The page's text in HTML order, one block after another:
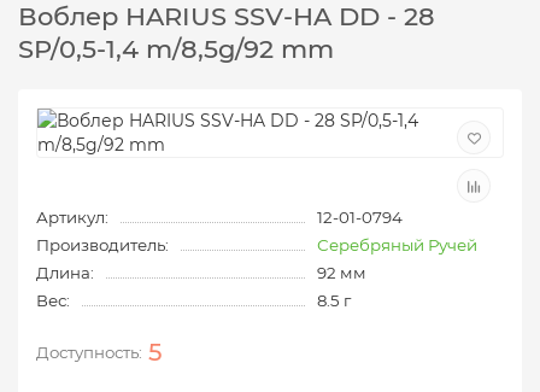
Воблер HARIUS SSV-HA DD - 28
SP/0,5-1,4 m/8,5g/92 mm
Артикул:
12-01-0794
Производитель:
Серебряный Ручей
Длина:
92 мм
Вес:
8.5 г
5